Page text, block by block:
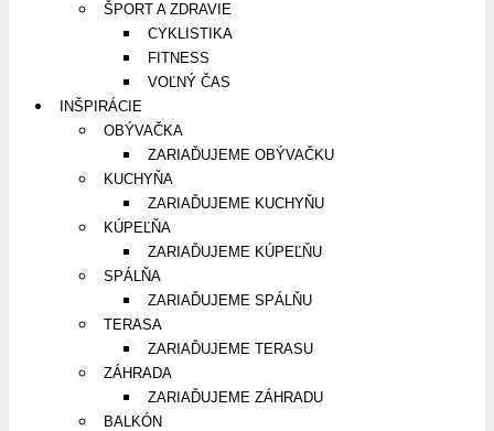
ŠPORT A ZDRAVIE
CYKLISTIKA
FITNESS
VOĽNÝ ČAS
INŠPIRÁCIE
OBÝVAČKA
ZARIAĎUJEME OBÝVAČKU
KUCHYŇA
ZARIAĎUJEME KUCHYŇU
KÚPEĽŇA
ZARIAĎUJEME KÚPEĽŇU
SPÁLŇA
ZARIAĎUJEME SPÁLŇU
TERASA
ZARIAĎUJEME TERASU
ZÁHRADA
ZARIAĎUJEME ZÁHRADU
BALKÓN